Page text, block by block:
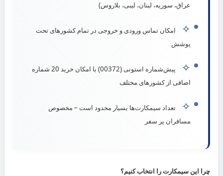
عراق، سوریه، لبنان، لیبی، بلاروس)
✧
امکان تماس ورودی و خروجی در تمام کشورهای تحت
پوشش
✧
پیش‌شماره استونی (00372) با امکان خرید 20 شماره
اضافی از کشورهای مختلف
✧
تعداد سیمکارت‌ها بسیار محدود است – مخصوص
مسافران پر سفر
چرا این سیمکارت را انتخاب کنیم؟